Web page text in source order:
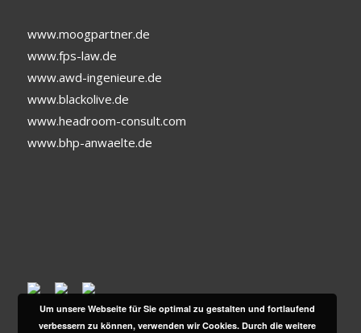
www.moogpartner.de
www.fps-law.de
www.awd-ingenieure.de
www.blackolive.de
www.headroom-consult.com
www.bhp-anwaelte.de
Um unsere Webseite für Sie optimal zu gestalten und fortlaufend
verbessern zu können, verwenden wir Cookies. Durch die weitere